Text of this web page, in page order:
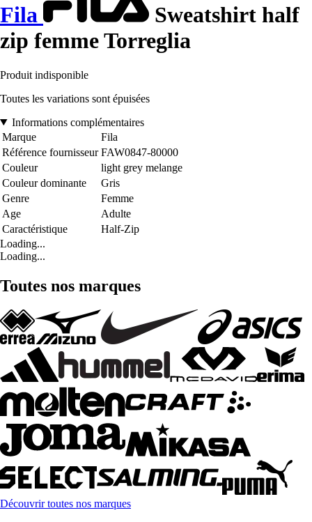
Fila
Sweatshirt half
zip femme Torreglia
Produit indisponible
Toutes les variations sont épuisées
Informations complémentaires
Marque
Fila
Référence fournisseur FAW0847-80000
Couleur
light grey melange
Couleur dominante
Gris
Genre
Femme
Age
Adulte
Caractéristique
Half-Zip
Loading...
Loading...
Toutes nos marques
Découvrir toutes nos marques